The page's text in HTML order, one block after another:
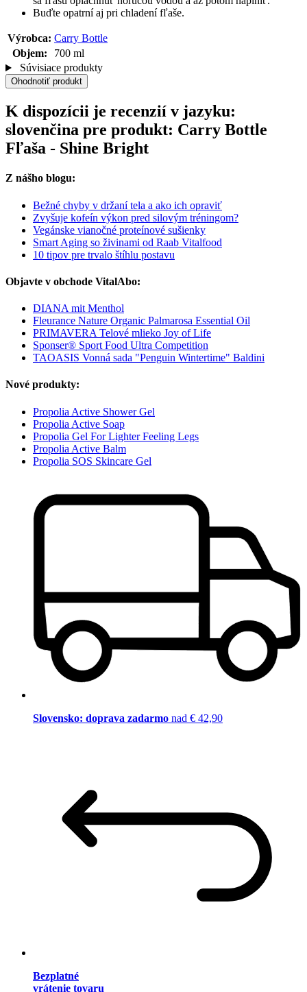
Buďte opatrní aj pri chladení fľaše.
Výrobca: Carry Bottle
Objem:
700 ml
Súvisiace produkty
Ohodnotiť produkt
K dispozícii je recenzií v jazyku:
slovenčina pre produkt: Carry Bottle
Fľaša - Shine Bright
Z nášho blogu:
Bežné chyby v držaní tela a ako ich opraviť
Zvyšuje kofeín výkon pred silovým tréningom?
Vegánske vianočné proteínové sušienky
Smart Aging so živinami od Raab Vitalfood
10 tipov pre trvalo štíhlu postavu
Objavte v obchode VitalAbo:
DIANA mit Menthol
Fleurance Nature Organic Palmarosa Essential Oil
PRIMAVERA Telové mlieko Joy of Life
Sponser® Sport Food Ultra Competition
TAOASIS Vonná sada "Penguin Wintertime" Baldini
Nové produkty:
Propolia Active Shower Gel
Propolia Active Soap
Propolia Gel For Lighter Feeling Legs
Propolia Active Balm
Propolia SOS Skincare Gel
Slovensko: doprava zadarmo nad € 42,90
Bezplatné
vrátenie tovaru